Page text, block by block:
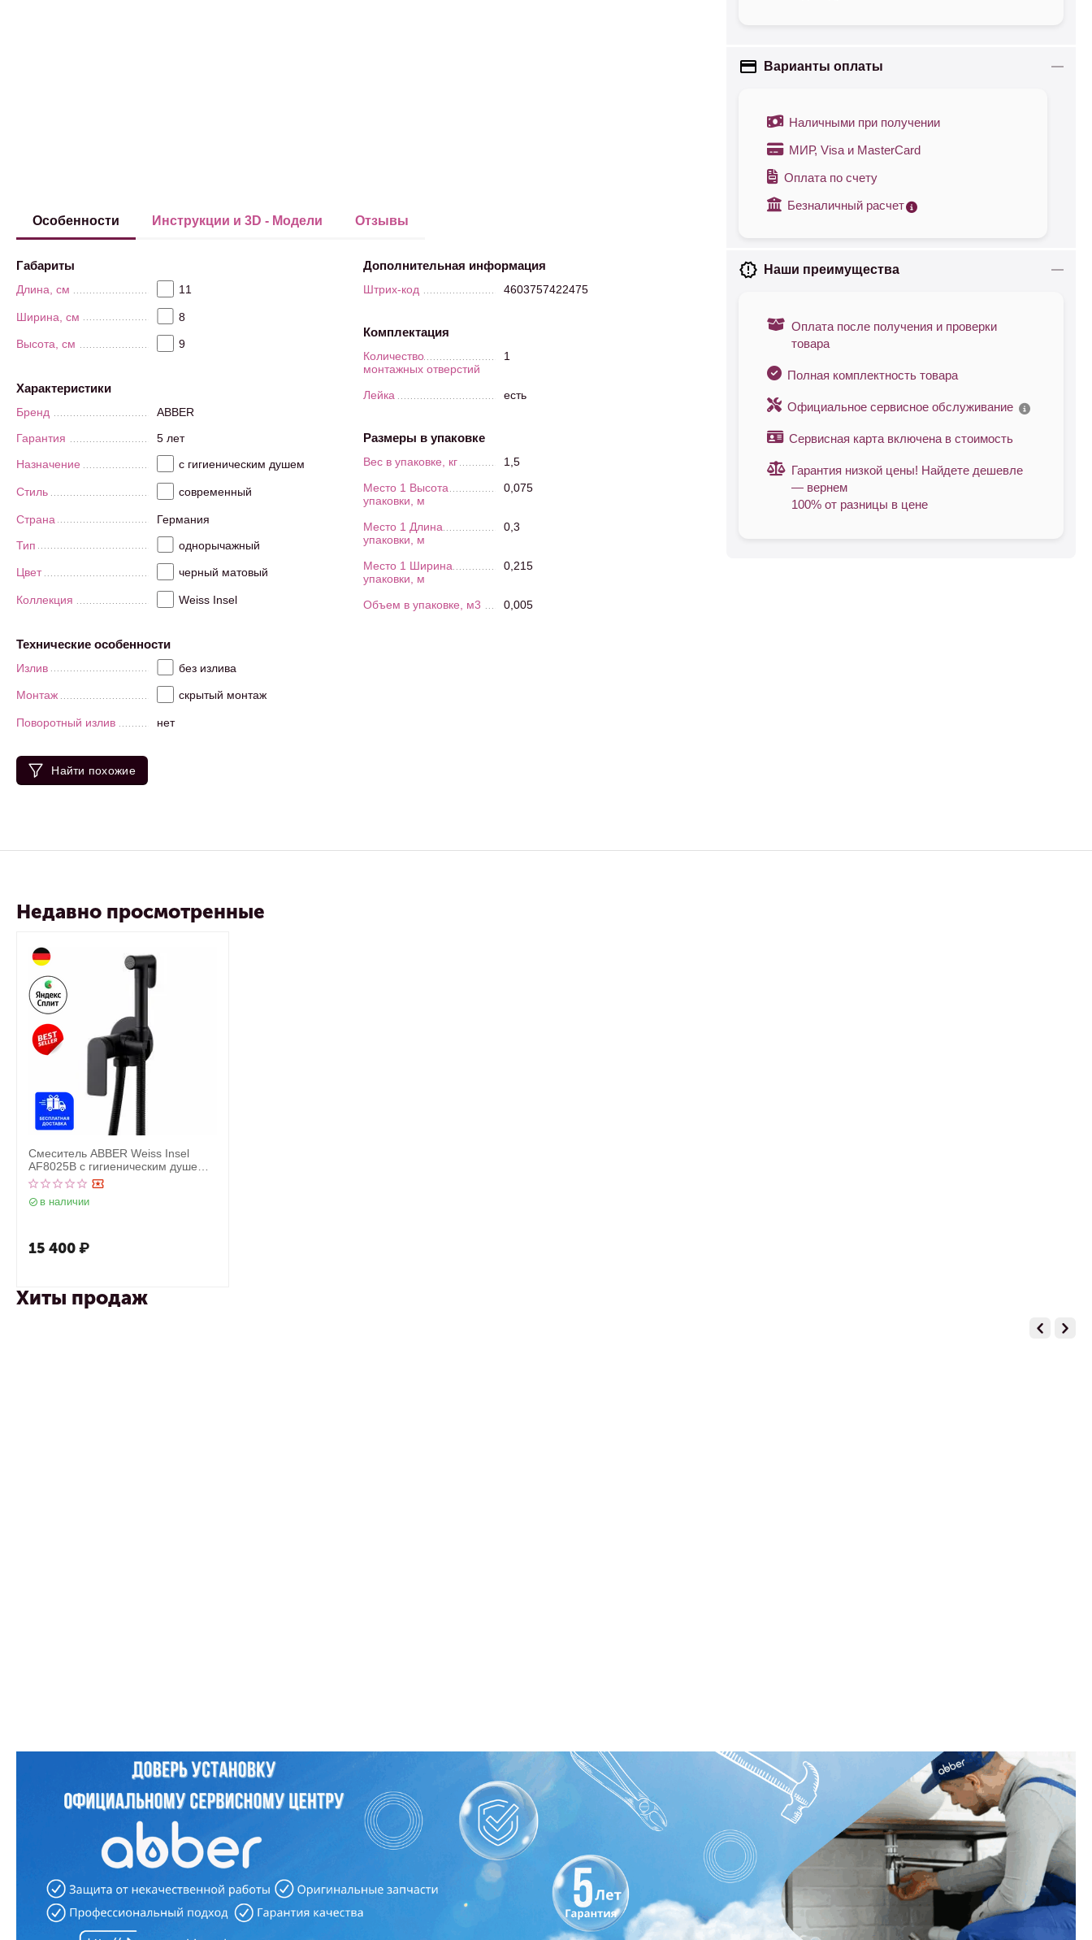
Варианты оплаты
Наличными при получении
МИР, Visa и MasterCard
Оплата по счету
Безналичный расчет
Наши преимущества
Оплата после получения и проверки
товара
Полная комплектность товара
Официальное сервисное обслуживание
Сервисная карта включена в стоимость
Гарантия низкой цены! Найдете дешевле
— вернем
100% от разницы в цене
Особенности Инструкции и 3D - Модели Отзывы
Габариты
Длина, см 11
Ширина, см 8
Высота, см 9
Характеристики
Бренд
ABBER
Гарантия
5 лет
Назначение
с гигиеническим душем
Стиль современный
Страна
Германия
Тип
однорычажный
Цвет черный матовый
Коллекция Weiss Insel
Технические особенности
Излив без излива
Монтаж скрытый монтаж
Поворотный излив нет
Дополнительная информация
Штрих-код 4603757422475
Комплектация
Количество
монтажных отверстий
1
Лейка есть
Размеры в упаковке
Вес в упаковке, кг
1,5
Место 1 Высота
упаковки, м
0,075
Место 1 Длина
упаковки, м
0,3
Место 1 Ширина
упаковки, м
0,215
Объем в упаковке, м3 0,005
Найти похожие
Недавно просмотренные
Смеситель ABBER Weiss Insel
AF8025B с гигиеническим душем,
черный матовый
в наличии
15 400₽
Хиты продаж